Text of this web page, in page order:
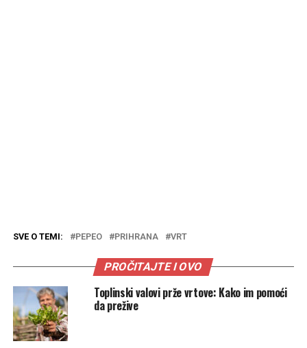
SVE O TEMI: PEPEO PRIHRANA VRT
PROČITAJTE I OVO
Toplinski valovi prže vrtove: Kako im pomoći
da prežive